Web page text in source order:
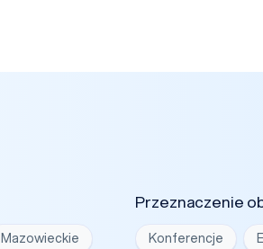
Mazowieckie
Przeznaczenie
Konferencje